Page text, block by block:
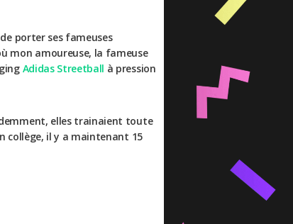
porter ses fameuses
mon amoureuse, la fameuse
Adidas Streetball à pression
elles trainaient toute
collège, il y a maintenant 15